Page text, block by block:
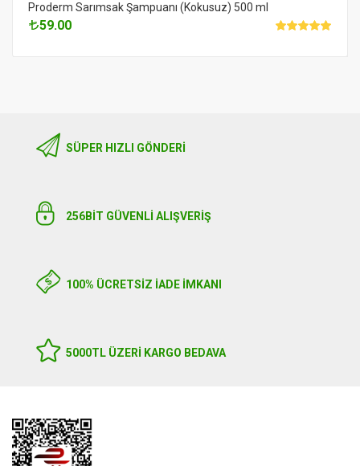
Proderm Sarımsak Şampuanı (Kokusuz) 500 ml
59.00
SÜPER HIZLI GÖNDERI
256BIT GÜVENLİ ALIŞVERİŞ
100% ÜCRETSİZ İADE İMKANI
5000TL ÜZERI KARGO BEDAVA